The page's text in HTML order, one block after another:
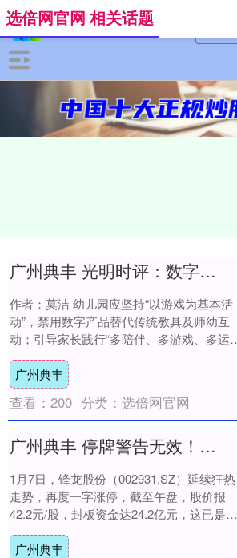
选倍网官网 相关话题
广州典丰 光明时评：数字时代，我们需要一个不那么“快”的童年
作者：莫洁 幼儿园应坚持“以游戏为基本活
动”，禁用数字产品替代传统教具及师幼互
动；引导家长践行“多陪伴、多游戏、多运
动、多亲近自然”理念，抵制“电子带娃”……
近....
广州典丰
查看： 200 分类： 选倍网官网
广州典丰 停牌警告无效！锋龙股份连续走出8个一字板 最新公告
1月7日，锋龙股份（002931.SZ）延续狂热
走势，再度一字涨停，截至午盘，股价报
42.2元/股，封板资金达24.2亿元，这已是该
公司自2025年12月25日....
广州典丰